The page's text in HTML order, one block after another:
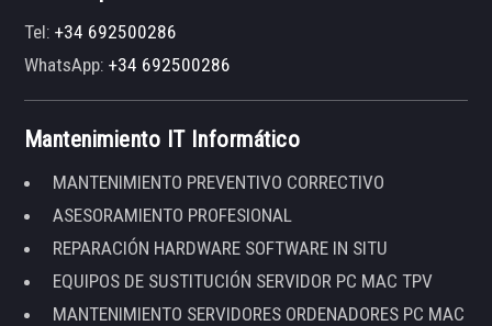
Tel:+34 692500286
WhatsApp:+34 692500286
Mantenimiento IT Informático
MANTENIMIENTO PREVENTIVO CORRECTIVO
ASESORAMIENTO PROFESIONAL
REPARACIÓN HARDWARE SOFTWARE IN SITU
EQUIPOS DE SUSTITUCIÓN SERVIDOR PC MAC TPV
MANTENIMIENTO SERVIDORES ORDENADORES PC MAC